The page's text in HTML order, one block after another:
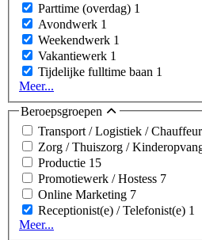
Parttime (overdag) 1
Avondwerk 1
Weekendwerk 1
Vakantiewerk 1
Tijdelijke fulltime baan 1
Meer...
Beroepsgroepen
Transport / Logistiek /
Zorg / Thuiszorg /
Productie 15
Promotiewerk / Hostess 7
Online Marketing 7
Receptionist(e) / Telefonist(e) 1
Meer...